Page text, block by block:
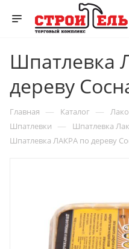
Шпатлевка
дереву
Главная — Каталог —
Шпатлевки — Шпатлевка
Шпатлевка ЛАКРА по дереву